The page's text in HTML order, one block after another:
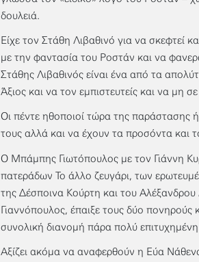
δουλειά.
Είχε τον Στάθη Λιβαθινό για να σκεφτεί
με την φαντασία του Ροστάν και να
Στάθης Λιβαθινός είναι ένα από τα
Άξιος και να τον εμπιστευτείς και να μη
Οι πέντε ηθοποιοί τώρα της παράστασης
τους αλλά και να έχουν τα προσόντα και
Ο Μπάμπης Γιωτόπουλος με τον Γιάννη
πατεράδων Το άλλο ζευγάρι, των
της Δέσποινα Κούρτη και του
Γιαννόπουλος, έπαιξε τους δύο
συνολική διανομή πάρα πολύ
Αξίζει ακόμα να αναφερθούν η Εύα